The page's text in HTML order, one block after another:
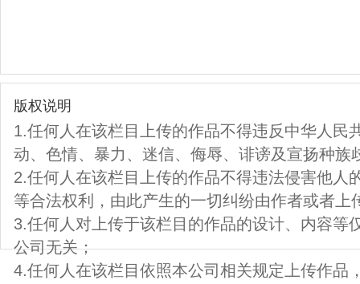
版权说明
1.任何人在该栏目上传的作品不得违反中华人民
动、色情、暴力、迷信、侮辱、诽谤及宣扬种族
2.任何人在该栏目上传的作品不得违法侵害他人
等合法权利，由此产生的一切纠纷由作者或者上
3.任何人对上传于该栏目的作品的设计、内容等
公司无关；
4.任何人在该栏目依照本公司相关规定上传作品